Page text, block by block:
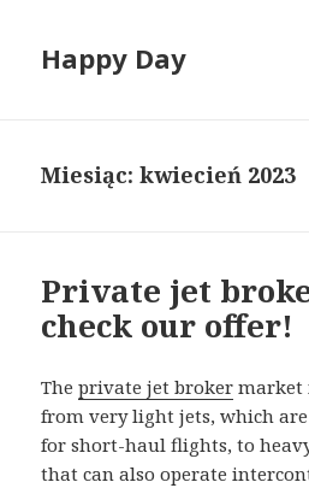
Happy Day
Miesiąc:kwiecień 2023
Private jet
check our offer!
Theprivate jet broker market
from very light jets, which
for short-haul flights, to
that can also operate